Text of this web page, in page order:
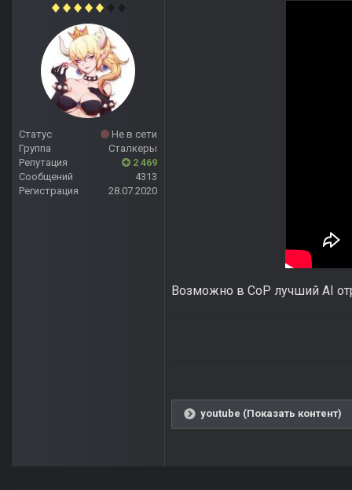
Статус
Не в сети
Группа
Сталкеры
Репутация
2 469
Сообщений
4313
Регистрация
28.07.2020
Возможно в СoP лучший AI
youtube (Показать контент)